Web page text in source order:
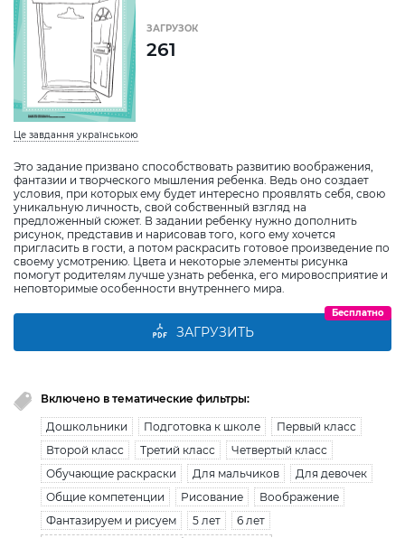
Це завдання українською
Это задание призвано способствовать развитию воображения,
фантазии и творческого мышления ребенка. Ведь оно создает
условия, при которых ему будет интересно проявлять себя, свою
уникальную личность, свой собственный взгляд на
предложенный сюжет. В задании ребенку нужно дополнить
рисунок, представив и нарисовав того, кого ему хочется
пригласить в гости, а потом раскрасить готовое произведение по
своему усмотрению. Цвета и некоторые элементы рисунка
помогут родителям лучше узнать ребенка, его мировосприятие и
неповторимые особенности внутреннего мира.
ЗАГРУЗОК
261
ЗАГРУЗИТЬ
Бесплатно
Включено в тематические фильтры:
Дошкольники Подготовка к школе
Первый класс
Второй класс
Третий класс
Четвертый класс
Обучающие раскраски
Для мальчиков
Для девочек
Общие компетенции
Рисование
Воображение
Фантазируем и рисуем
5 лет
6 лет